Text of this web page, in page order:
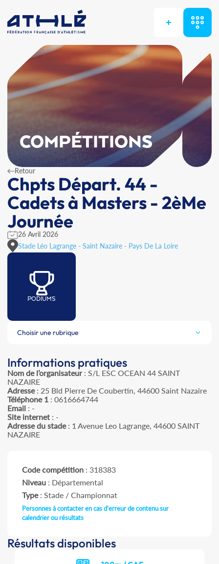
+
COMPÉTITIONS
Retour
Chpts Départ. 44 -
Cadets à Masters - 2èMe
Journée
26 Avril 2026
Stade Léo Lagrange - Saint Nazaire - Pays De La Loire
PODIUMS
Choisir une rubrique
Informations pratiques
Nom de l’organisateur: S/L ESC OCEAN 44 SAINT
NAZAIRE
Adresse: 25 Bld Pierre De Coubertin, 44600 Saint Nazaire
Téléphone 1 : 0616664744
Email : -
Site internet : -
Adresse du stade: 1 Avenue Leo Lagrange, 44600 SAINT
NAZAIRE
Code compétition : 318383
Niveau : Départemental
Type: Stade / Championnat
Personnes à contacter en cas d'erreur de contenu sur
calendrier ou résultats
Résultats disponibles